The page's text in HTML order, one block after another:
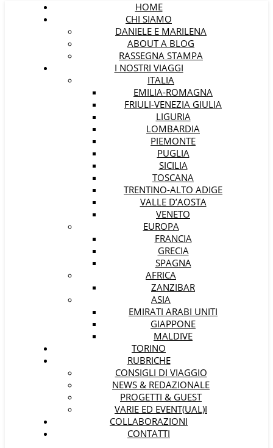
HOME
CHI SIAMO
DANIELE E MARILENA
ABOUT A BLOG
RASSEGNA STAMPA
I NOSTRI VIAGGI
ITALIA
EMILIA-ROMAGNA
FRIULI-VENEZIA GIULIA
LIGURIA
LOMBARDIA
PIEMONTE
PUGLIA
SICILIA
TOSCANA
TRENTINO-ALTO ADIGE
VALLE D’AOSTA
VENETO
EUROPA
FRANCIA
GRECIA
SPAGNA
AFRICA
ZANZIBAR
ASIA
EMIRATI ARABI UNITI
GIAPPONE
MALDIVE
TORINO
RUBRICHE
CONSIGLI DI VIAGGIO
NEWS & REDAZIONALE
PROGETTI & GUEST
VARIE ED EVENT(UAL)I
COLLABORAZIONI
CONTATTI